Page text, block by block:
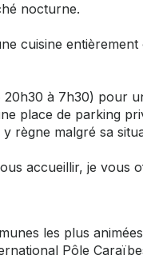
nocturne.
cuisine
à 7h30) pour
place de parking
règne malgré sa
accueillir, je vous
les plus
Pôle